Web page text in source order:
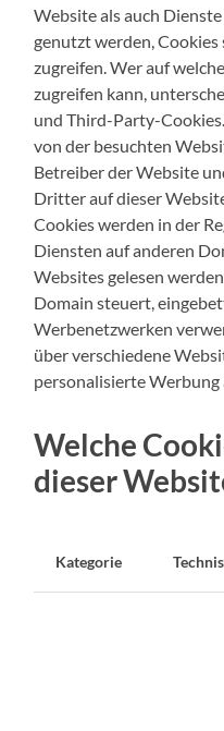
Website als auch
genutzt werden,
zugreifen. Wer auf
zugreifen kann,
und Third-Party-
von der besuchten
Betreiber der Website
Dritter auf dieser
Cookies werden in der
Diensten auf anderen
Websites gelesen
Domain steuert,
Werbenetzwerken
über verschiedene
personalisierte Werbung
Welche
dieser
Kategorie